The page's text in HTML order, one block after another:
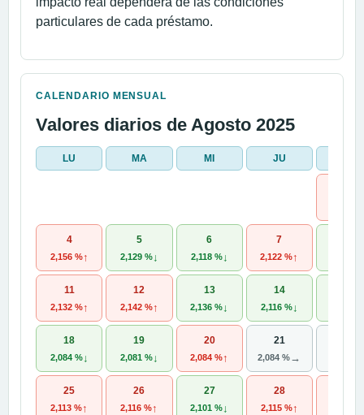
particulares de cada préstamo.
CALENDARIO MENSUAL
Valores diarios de Agosto 2025
LU MA MI JU
4
2,156 %↑
5
2,129 %↓
6
2,118 %↓
7
2,122 %↑
11
2,132 %↑
12
2,142 %↑
13
2,136 % ↓
14
2,116 %↓
18
2,084 %↓
19
2,081 %↓
20
2,084 %↑
21
2,084 %→
25
2,113 %↑
26
2,116 %↑
27
2,101 % ↓
28
2,115 %↑